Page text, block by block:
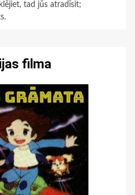
tad jūs atradīsit;
filma